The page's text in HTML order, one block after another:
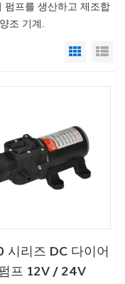
펌프를 생산하고 제조합
조 기계.
Grid
시리즈 DC 다이어
프 12V / 24V